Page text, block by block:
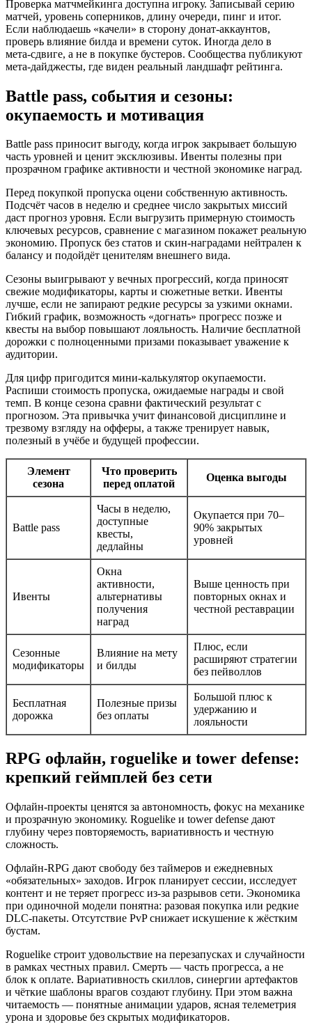
Проверка матчмейкинга доступна игроку. Записывай серию
матчей, уровень соперников, длину очереди, пинг и итог.
Если наблюдаешь «качели» в сторону донат‑аккаунтов,
проверь влияние билда и времени суток. Иногда дело в
мета‑сдвиге, а не в покупке бустеров. Сообщества публикуют
мета‑дайджесты, где виден реальный ландшафт рейтинга.
Battle pass, события и сезоны:
окупаемость и мотивация
Battle pass приносит выгоду, когда игрок закрывает большую
часть уровней и ценит эксклюзивы. Ивенты полезны при
прозрачном графике активности и честной экономике наград.
Перед покупкой пропуска оцени собственную активность.
Подсчёт часов в неделю и среднее число закрытых миссий
даст прогноз уровня. Если выгрузить примерную стоимость
ключевых ресурсов, сравнение с магазином покажет реальную
экономию. Пропуск без статов и скин‑наградами нейтрален к
балансу и подойдёт ценителям внешнего вида.
Сезоны выигрывают у вечных прогрессий, когда приносят
свежие модификаторы, карты и сюжетные ветки. Ивенты
лучше, если не запирают редкие ресурсы за узкими окнами.
Гибкий график, возможность «догнать» прогресс позже и
квесты на выбор повышают лояльность. Наличие бесплатной
дорожки с полноценными призами показывает уважение к
аудитории.
Для цифр пригодится мини‑калькулятор окупаемости.
Распиши стоимость пропуска, ожидаемые награды и свой
темп. В конце сезона сравни фактический результат с
прогнозом. Эта привычка учит финансовой дисциплине и
трезвому взгляду на офферы, а также тренирует навык,
полезный в учёбе и будущей профессии.
Элемент
сезона
Что проверить
перед оплатой
Оценка выгоды
Battle pass
Часы в неделю,
доступные
квесты,
дедлайны
Окупается при 70–
90% закрытых
уровней
Ивенты
Окна
активности,
альтернативы
получения
наград
Выше ценность при
повторных окнах и
честной реставрации
Сезонные
модификаторы
Влияние на мету
и билды
Плюс, если
расширяют стратегии
без пейволлов
Бесплатная
дорожка
Полезные призы
без оплаты
Большой плюс к
удержанию и
лояльности
RPG офлайн, roguelike и tower defense:
крепкий геймплей без сети
Офлайн‑проекты ценятся за автономность, фокус на механике
и прозрачную экономику. Roguelike и tower defense дают
глубину через повторяемость, вариативность и честную
сложность.
Офлайн‑RPG дают свободу без таймеров и ежедневных
«обязательных» заходов. Игрок планирует сессии, исследует
контент и не теряет прогресс из‑за разрывов сети. Экономика
при одиночной модели понятна: разовая покупка или редкие
DLC‑пакеты. Отсутствие PvP снижает искушение к жёстким
бустам.
Roguelike строит удовольствие на перезапусках и случайности
в рамках честных правил. Смерть — часть прогресса, а не
блок к оплате. Вариативность скиллов, синергии артефактов
и чёткие шаблоны врагов создают глубину. При этом важна
читаемость — понятные анимации ударов, ясная телеметрия
урона и здоровье без скрытых модификаторов.